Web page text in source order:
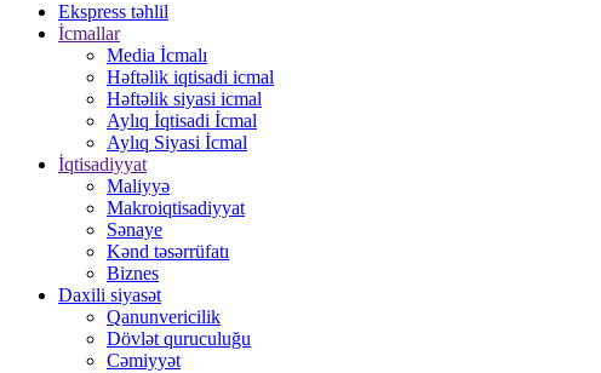
Ekspress təhlil
İcmallar
Media İcmalı
Həftəlik iqtisadi icmal
Həftəlik siyasi icmal
Aylıq İqtisadi İcmal
Aylıq Siyasi İcmal
İqtisadiyyat
Maliyyə
Makroiqtisadiyyat
Sənaye
Kənd təsərrüfatı
Biznes
Daxili siyasət
Qanunvericilik
Dövlət quruculuğu
Cəmiyyət